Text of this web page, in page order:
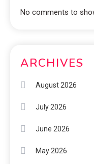
No comments to
ARCHIVES
August 2026
July 2026
June 2026
May 2026